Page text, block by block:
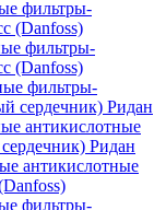
фильтры-
(Danfoss)
фильтры-
(Danfoss)
фильтры-
сердечник) Ридан
антикислотные
Ридан
антикислотные
фильтры-